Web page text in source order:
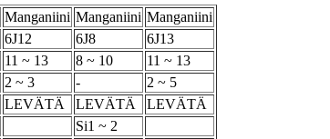
Manganiini Manganiini Manganiini
6J12 6J8 6J13
11 ~ 13 8 ~ 10
11 ~ 13
2 ~ 3 -
2 ~ 5
LEVÄTÄ LEVÄTÄ
LEVÄTÄ
Si1 ~ 2